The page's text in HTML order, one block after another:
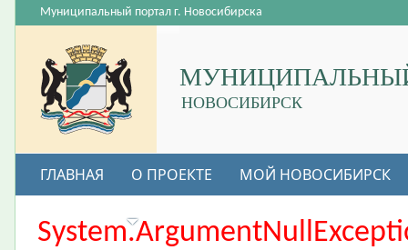
НОВОСИБИРСК
Муниципальный портал г. Новосибирска
ГЛАВНАЯ О ПРОЕКТЕ МОЙ НОВОСИБИРСК
ВАКАНСИИ